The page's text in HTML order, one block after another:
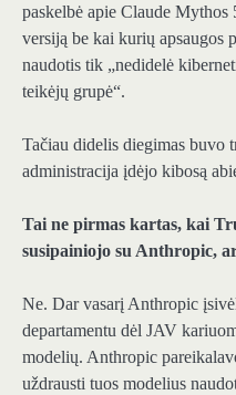
paskelbė apie Claude
versiją be kai kurių apsaugos
naudotis tik „nedidelė
teikėjų grupė“.
Tačiau didelis diegimas buvo
administracija įdėjo kibosą
Tai ne pirmas kartas, kai
susipainiojo su Anthropic,
Ne. Dar vasarį Anthropic
departamentu dėl JAV
modelių. Anthropic
uždrausti tuos modelius